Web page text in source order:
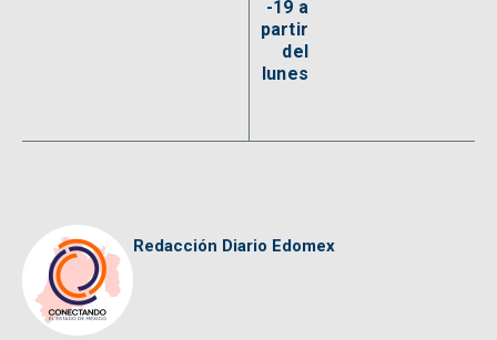
-19 a
partir
del
lunes
Redacción Diario Edomex